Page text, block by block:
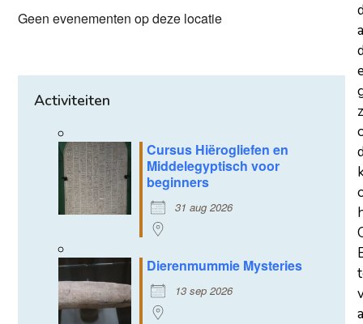
Geen evenementen op deze locatie
Activiteiten
Cursus Hiërogliefen en
Middelegyptisch voor
beginners
31 aug 2026
Dierenmummie Mysteries
13 sep 2026